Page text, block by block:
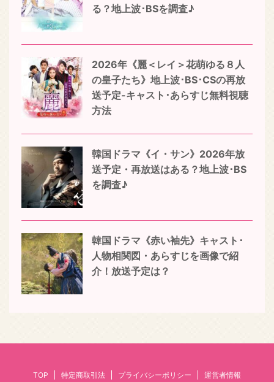
る？地上波･BSを調査♪
2026年《麗＜レイ＞花萌ゆる８人
の皇子たち》地上波･BS･CSの再放
送予定-キャスト･あらすじ無料視聴
方法
韓国ドラマ《イ・サン》2026年放
送予定・再放送はある？地上波･BS
を調査♪
韓国ドラマ《赤い袖先》キャスト･
人物相関図・あらすじを画像で紹
介！放送予定は？
TOP 特定商取引法 プライバシーポリシー 運営者情報